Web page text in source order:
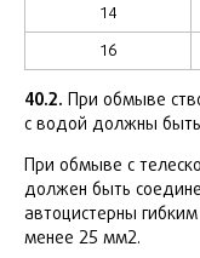
14
16
40.2. При обмыве
с водой должны
При обмыве с
должен быть
автоцистерны
менее 25 мм2.